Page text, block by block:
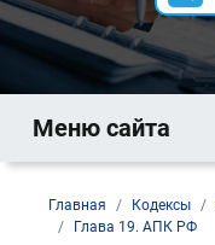
Меню сайта
Главная Кодексы
Глава 19. АПК РФ